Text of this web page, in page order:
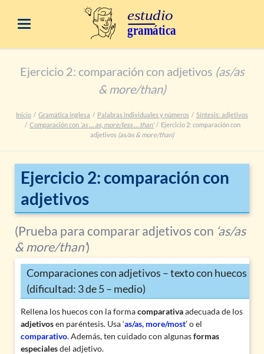
Ejercicio 2: comparación con adjetivos (as/as
& more/than)
Inicio Gramática inglesa Palabras individuales y números
Síntesis: adjetivos
Comparación con ‘as … as, more/less … than’
Ejercicio 2: comparación con
adjetivos (as/as & more/than)
Ejercicio 2: comparación con
adjetivos
(Prueba para comparar adjetivos con ‘as/as
& more/than’)
Comparaciones con adjetivos – texto con huecos
(dificultad: 3 de 5 – medio)
Rellena los huecos con la formacomparativaadecuada de los
adjetivosen paréntesis. Usa ‘as/as, more/most’ o el
comparativo. Además, ten cuidado con algunasformas
especialesdel adjetivo.